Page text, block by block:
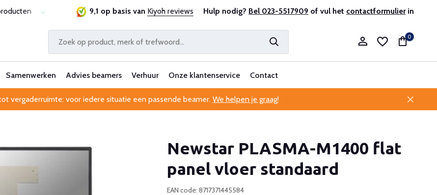
Laagste prijsgarantie Al 25 jaar betrouwbaar en ervaren Professionele klantenservice
9,1 op basis van Kiyoh reviews Hulp nodig? Bel 023-5517909 of vul het contactformulierin
Account aanmaken
0
Samenwerken Advies beamers Verhuur Onze klantenservice Contact
vergaderruimte: voor iedere situatie een passende beamer. We helpen je graag!
Newstar PLASMA-M1400 flat
panel vloer standaard
EAN code: 8717371445584